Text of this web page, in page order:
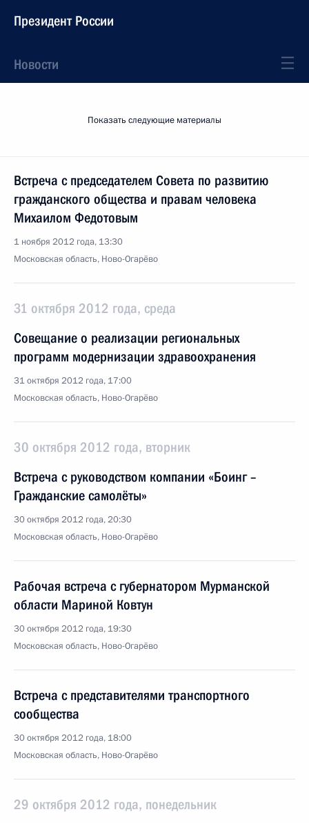
Президент России
Новости
Показать следующие материалы
Встреча с председателем Совета по развитию
гражданского общества и правам человека
Михаилом Федотовым
1 ноября 2012 года, 13:30
Московская область, Ново-Огарёво
31 октября 2012 года, среда
Совещание о реализации региональных
программ модернизации здравоохранения
31 октября 2012 года, 17:00
Московская область, Ново-Огарёво
30 октября 2012 года, вторник
Встреча с руководством компании «Боинг –
Гражданские самолёты»
30 октября 2012 года, 20:30
Московская область, Ново-Огарёво
Рабочая встреча с губернатором Мурманской
области Мариной Ковтун
30 октября 2012 года, 19:30
Московская область, Ново-Огарёво
Встреча с представителями транспортного
сообщества
30 октября 2012 года, 18:00
Московская область, Ново-Огарёво
29 октября 2012 года, понедельник